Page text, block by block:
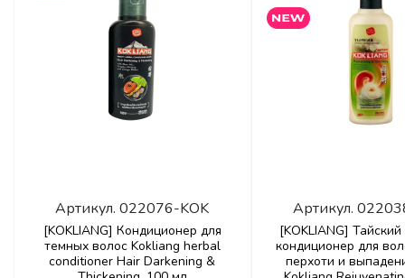
Артикул.022076-KOK
[KOKLIANG] Кондиционер для
темных волос Kokliang herbal
conditioner Hair Darkening &
Артикул.
[KOKLIANG]
кондиционер для
перхоти и